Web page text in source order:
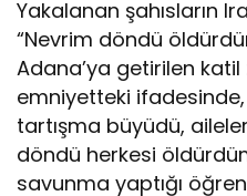
Yakalanan şahısların
“Nevrim döndü
Adana’ya getirilen katil
emniyetteki ifadesinde,
tartışma büyüdü,
döndü herkesi
savunma yaptığı